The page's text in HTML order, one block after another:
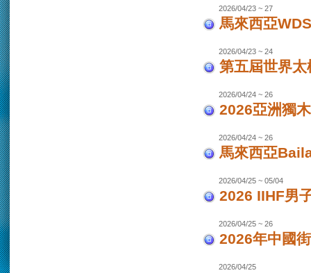
2026/04/23 ~ 27
馬來西亞
2026/04/23 ~ 24
第五屆世界
2026/04/24 ~ 26
2026亞洲獨
2026/04/24 ~ 26
馬來西亞
2026/04/25 ~ 05/04
2026 IIHF男
2026/04/25 ~ 26
2026年中國
2026/04/25